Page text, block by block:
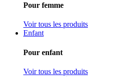
Pour femme
Voir tous les produits
Enfant
Pour enfant
Voir tous les produits